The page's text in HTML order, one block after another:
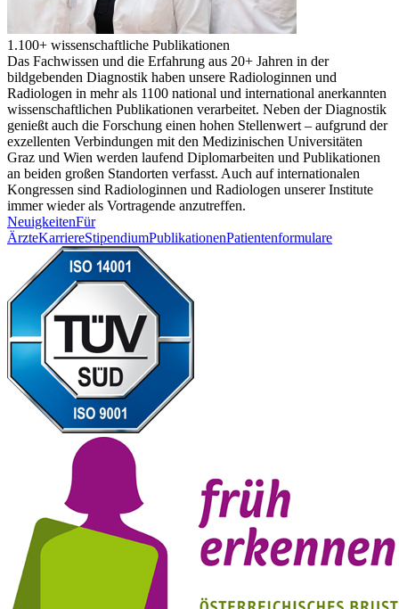
1.100+ wissenschaftliche Publikationen
Das Fachwissen und die Erfahrung aus 20+ Jahren in der
bildgebenden Diagnostik haben unsere Radiologinnen und
Radiologen in mehr als 1100 national und international anerkannten
wissenschaftlichen Publikationen verarbeitet. Neben der Diagnostik
genießt auch die Forschung einen hohen Stellenwert – aufgrund der
exzellenten Verbindungen mit den Medizinischen Universitäten
Graz und Wien werden laufend Diplomarbeiten und Publikationen
an beiden großen Standorten verfasst. Auch auf internationalen
Kongressen sind Radiologinnen und Radiologen unserer Institute
immer wieder als Vortragende anzutreffen.
NeuigkeitenFür
ÄrzteKarriereStipendiumPublikationenPatientenformulare